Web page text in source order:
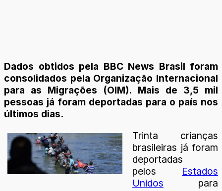
Dados obtidos pela BBC News Brasil foram
consolidados pela Organização Internacional
para as Migrações (OIM). Mais de 3,5 mil
pessoas já foram deportadas para o país nos
últimos dias.
Trinta crianças
brasileiras já foram
deportadas
pelos Estados
Unidos para